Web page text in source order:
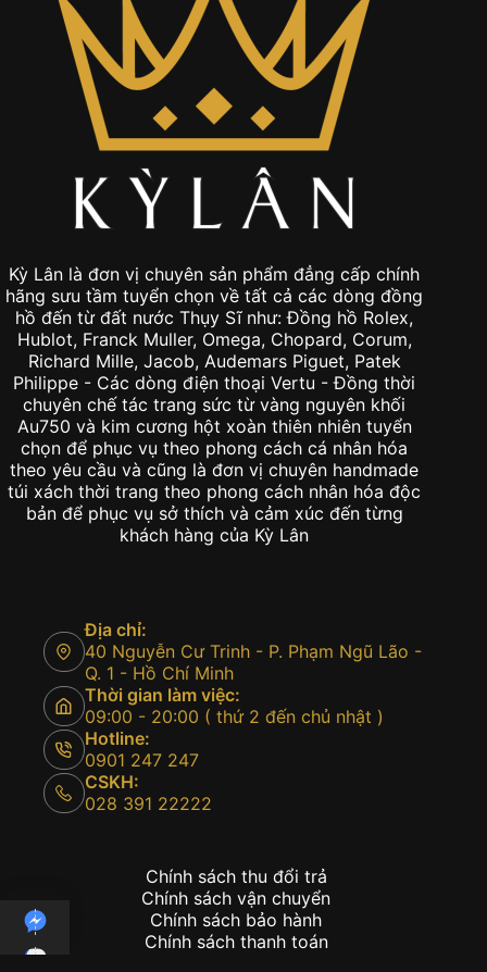
Kỳ Lân là đơn vị chuyên sản phẩm đẳng cấp chính
hãng sưu tầm tuyển chọn về tất cả các dòng đồng
hồ đến từ đất nước Thụy Sĩ như: Đồng hồ Rolex,
Hublot, Franck Muller, Omega, Chopard, Corum,
Richard Mille, Jacob, Audemars Piguet, Patek
Philippe - Các dòng điện thoại Vertu - Đồng thời
chuyên chế tác trang sức từ vàng nguyên khối
Au750 và kim cương hột xoàn thiên nhiên tuyển
chọn để phục vụ theo phong cách cá nhân hóa
theo yêu cầu và cũng là đơn vị chuyên handmade
túi xách thời trang theo phong cách nhân hóa độc
bản để phục vụ sở thích và cảm xúc đến từng
khách hàng của Kỳ Lân
Địa chỉ:
40 Nguyễn Cư Trinh - P. Phạm Ngũ Lão -
Q. 1 - Hồ Chí Minh
Thời gian làm việc:
09:00 - 20:00 ( thứ 2 đến chủ nhật )
Hotline:
0901 247 247
CSKH:
028 391 22222
Chính sách thu đổi trả
Chính sách vận chuyển
Chính sách bảo hành
Chính sách thanh toán